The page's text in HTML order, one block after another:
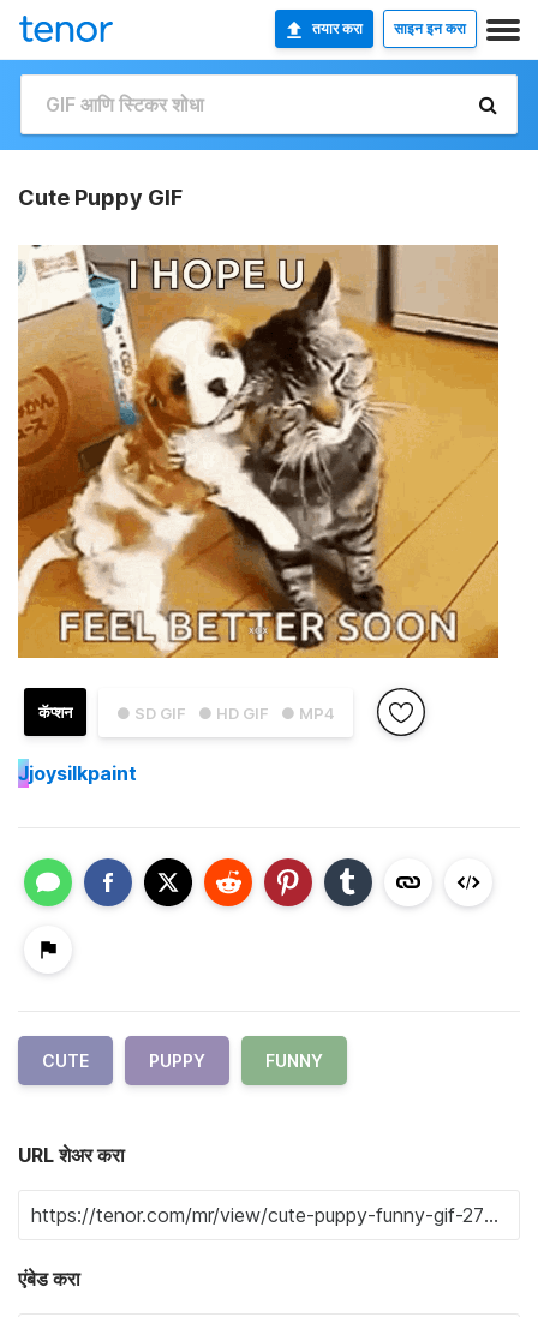
तयार करा साइन इन करा
Cute Puppy GIF
● SD GIF ● HD GIF ● MP4
कॅप्शन
Jjoysilkpaint
CUTE PUPPY FUNNY
URL शेअर करा
एंबेड करा